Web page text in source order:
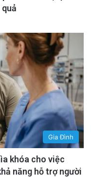
Gia Đình
khóa cho việc
năng hỗ trợ người